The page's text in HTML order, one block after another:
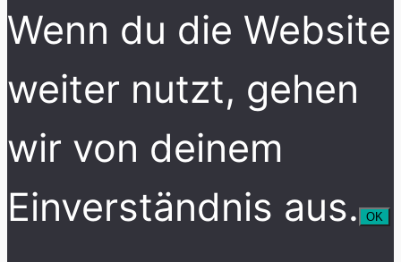
Wenn du die Website
weiter nutzt, gehen
wir von deinem
Einverständnis aus.
OK